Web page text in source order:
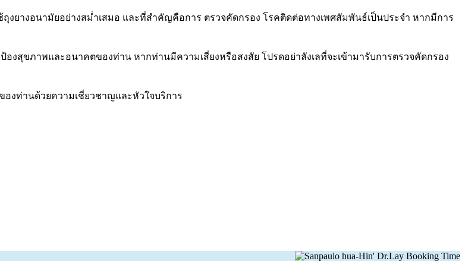
ยางอนามัยอย่างสม่ำเสมอ และที่สำคัญคือการ ตรวจคัดกรอง โรคติดต่อทางเพศสัมพันธ์เป็นประจำ หากมีการ
สุขภาพและอนาคตของท่าน หากท่านมีความเสี่ยงหรือสงสัย โปรดอย่าลังเลที่จะเข้ามารับการตรวจคัดกรอง
งท่านด้วยความเชี่ยวชาญและหัวใจบริการ